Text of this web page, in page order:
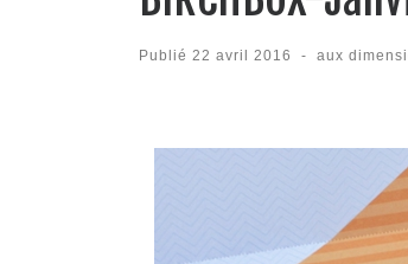
Publié 22 avril 2016 - aux